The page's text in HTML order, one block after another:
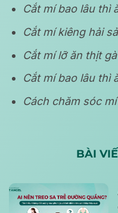
Cắt mí bao lâu thì
Cắt mí kiêng hải
Cắt mí lỡ ăn thịt
Cắt mí bao lâu thì
Cách chăm sóc
BÀI